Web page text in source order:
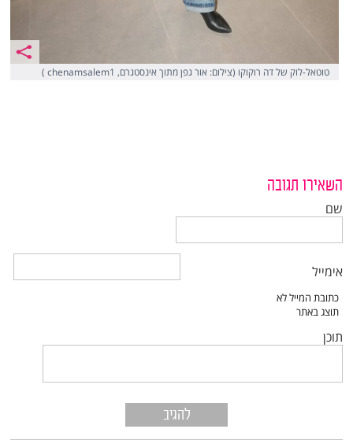
טוטאל-לוק של דה רוקוקו (צילום: אור גפן מתוך אינסטגרם, chenamsalem1 )
השאירו תגובה
שם
אימייל
תוכן